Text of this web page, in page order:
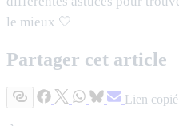
le mieux 🤍
Partager cet article
Lien